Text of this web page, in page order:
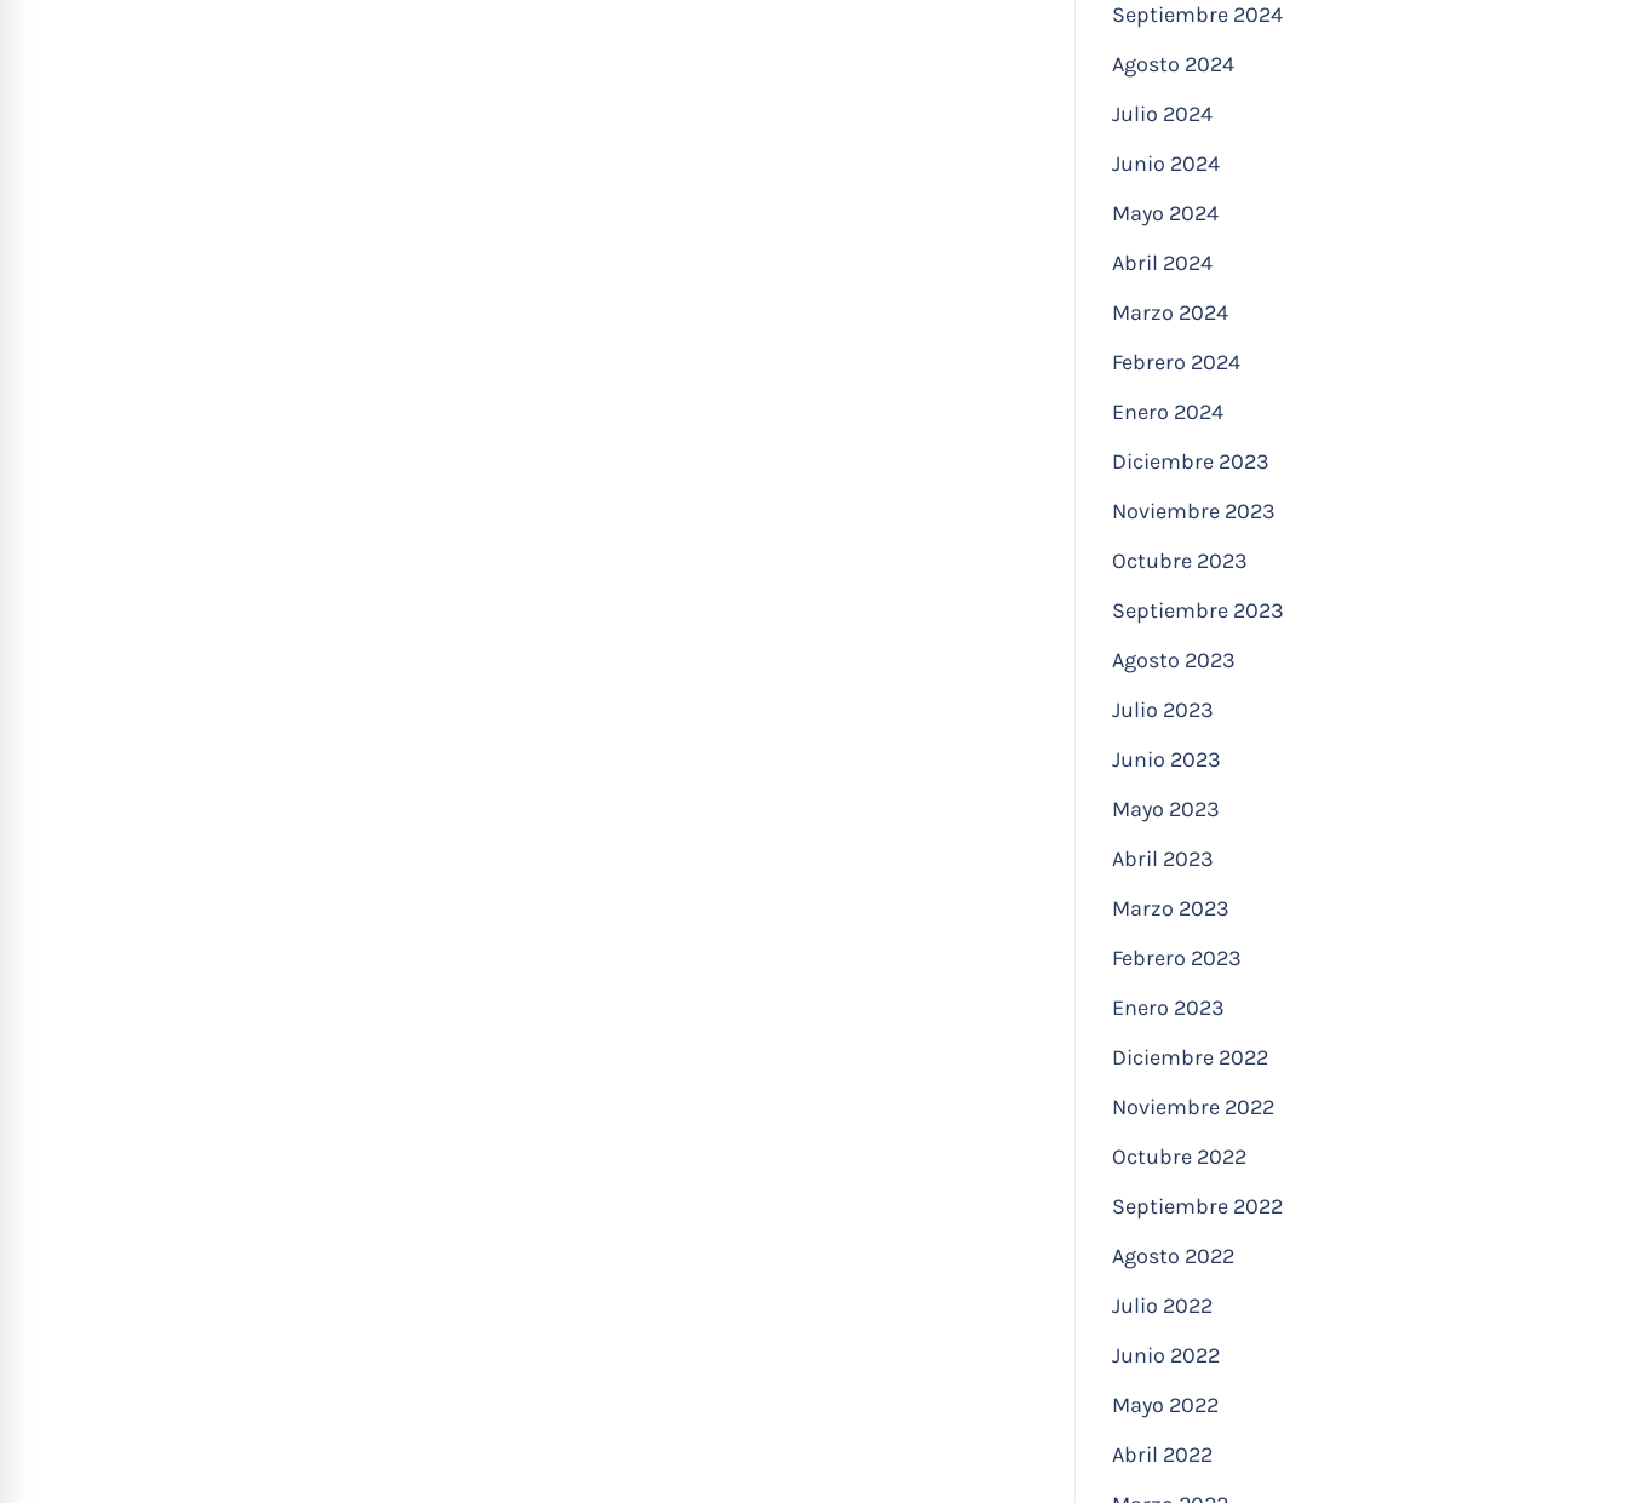
Septiembre 2024
Agosto 2024
Julio 2024
Junio 2024
Mayo 2024
Abril 2024
Marzo 2024
Febrero 2024
Enero 2024
Diciembre 2023
Noviembre 2023
Octubre 2023
Septiembre 2023
Agosto 2023
Julio 2023
Junio 2023
Mayo 2023
Abril 2023
Marzo 2023
Febrero 2023
Enero 2023
Diciembre 2022
Noviembre 2022
Octubre 2022
Septiembre 2022
Agosto 2022
Julio 2022
Junio 2022
Mayo 2022
Abril 2022